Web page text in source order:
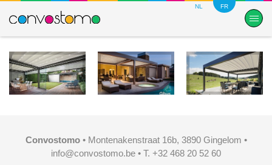
NL FR
Convostomo• Montenakenstraat 16b, 3890 Gingelom •
info@convostomo.be • T. +32 468 20 52 60